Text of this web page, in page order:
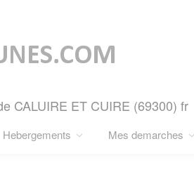
CALUIRE ET CUIRE (69300) fr
Hebergements Mes demarches